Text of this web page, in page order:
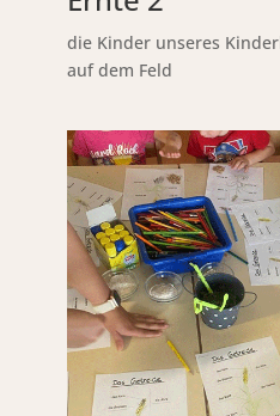
die Kinder unseres
auf dem Feld